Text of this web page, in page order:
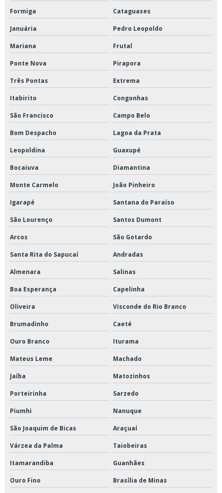
Formiga Cataguases
Januária Pedro Leopoldo
Mariana Frutal
Ponte Nova Pirapora
Três Pontas Extrema
Itabirito Congonhas
São Francisco Campo Belo
Bom Despacho Lagoa da Prata
Leopoldina Guaxupé
Bocaiuva Diamantina
Monte Carmelo João Pinheiro
Igarapé Santana do Paraíso
São Lourenço Santos Dumont
Arcos São Gotardo
Santa Rita do Sapucaí Andradas
Almenara Salinas
Boa Esperança Capelinha
Oliveira Visconde do Rio Branco
Brumadinho Caeté
Ouro Branco Iturama
Mateus Leme Machado
Jaíba Matozinhos
Porteirinha Sarzedo
Piumhi Nanuque
São Joaquim de Bicas Araçuaí
Várzea da Palma Taiobeiras
Itamarandiba Guanhães
Ouro Fino Brasília de Minas